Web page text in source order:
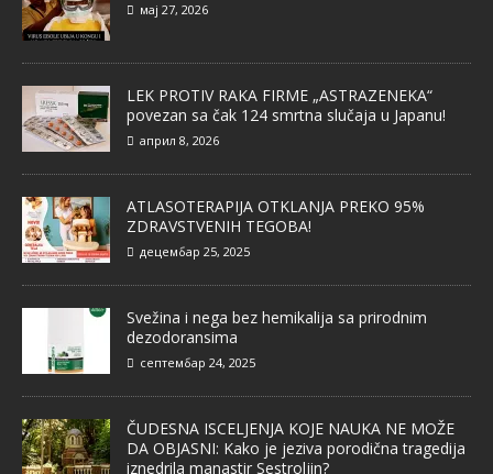
мај 27, 2026
LEK PROTIV RAKA FIRME „ASTRAZENEKA“
povezan sa čak 124 smrtna slučaja u Japanu!
април 8, 2026
ATLASOTERAPIJA OTKLANJA PREKO 95%
ZDRAVSTVENIH TEGOBA!
децембар 25, 2025
Svežina i nega bez hemikalija sa prirodnim
dezodoransima
септембар 24, 2025
ČUDESNA ISCELJENJA KOJE NAUKA NE MOŽE
DA OBJASNI: Kako je jeziva porodična tragedija
iznedrila manastir Sestroljin?